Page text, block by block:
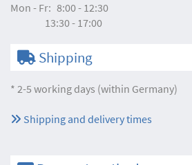
Mon - Fr: 8:00 - 12:30
13:30 - 17:00
Shipping
* 2-5 working days (within Germany)
Shipping and delivery times